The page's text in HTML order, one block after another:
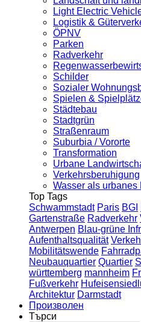
Light Electric
Logistik &
ÖPNV
Parken
Radverkehr
Schilder
Sozialer
Spielen &
Städtebau
Stadtgrün
Straßenraum
Suburbia / Vororte
Transformation
Urbane
Verkehrsberuhigung
Wasser als urbanes
Top Tags
Schwammstadt Paris BGI
Gartenstraße Radverkehr
Antwerpen Blau-grüne
Aufenthaltsqualität
Mobilitätswende
Neubauquartier Quartier
württemberg mannheim
Fußverkehr
Architektur Darmstadt
Произволен
Търси